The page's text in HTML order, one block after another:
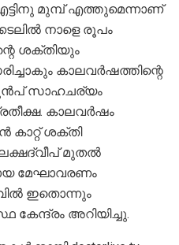
മുമ്പ് എത്തുമെന്നാണ്
നാളെ രൂപം
ശക്തിയും
കാലവർഷത്തിന്റെ
സാഹചര്യം
കാലവർഷം
കാറ്റ് ശക്തി
ലക്ഷദ്വീപ് മുതൽ
മേഘാവരണം
ഇതൊന്നും
കേന്ദ്രം അറിയിച്ചു.